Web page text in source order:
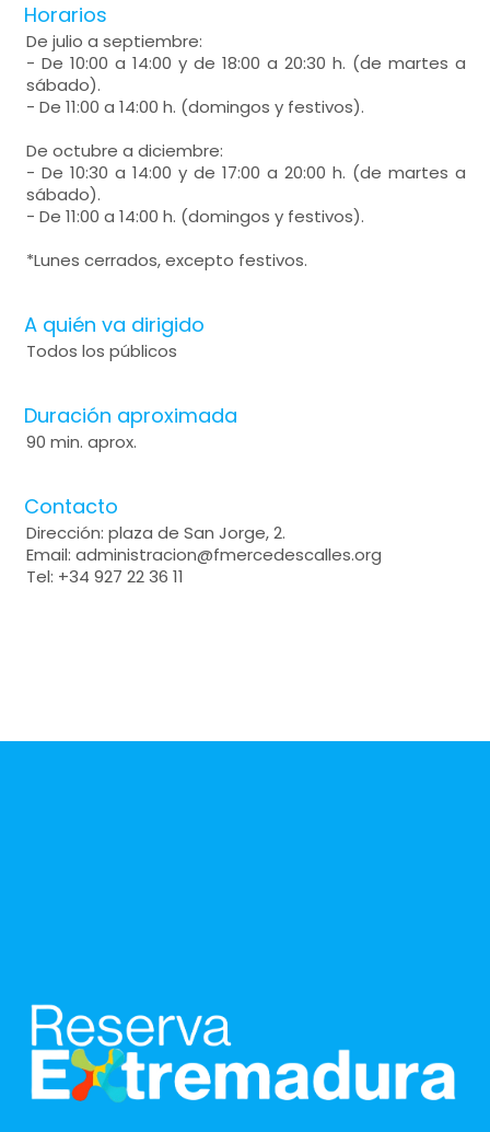
Horarios
De julio a septiembre:
- De 10:00 a 14:00 y de 18:00 a 20:30 h. (de martes a
sábado).
- De 11:00 a 14:00 h. (domingos y festivos).
De octubre a diciembre:
- De 10:30 a 14:00 y de 17:00 a 20:00 h. (de martes a
sábado).
- De 11:00 a 14:00 h. (domingos y festivos).
*Lunes cerrados, excepto festivos.
A quién va dirigido
Todos los públicos
Duración aproximada
90 min. aprox.
Contacto
Dirección: plaza de San Jorge, 2.
Email: administracion@fmercedescalles.org
Tel: +34 927 22 36 11